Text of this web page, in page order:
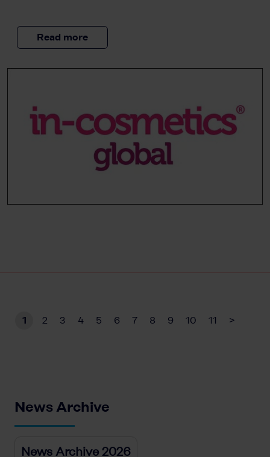
Read more
1 2 3 4 5 6 7 8 9 10 11 >
News Archive
News Archive 2026